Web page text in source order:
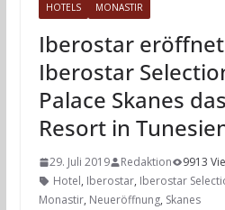
HOTELS MONASTIR
Iberostar
Iberostar
Palace Skanes
Resort in
29. Juli 2019 Redaktion
9913
Hotel, Iberostar, Iberostar
Monastir, Neueröffnung, Skanes